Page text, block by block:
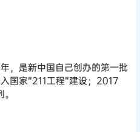
，是新中国自己创办的第一批
国家“211工程”建设；2017